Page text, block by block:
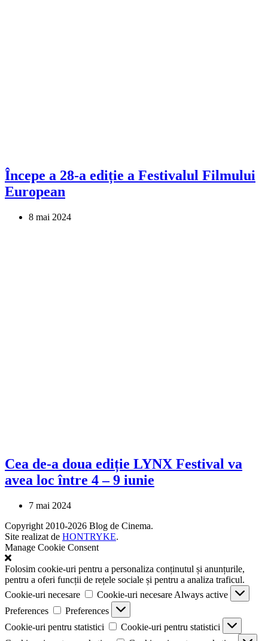
Începe a 28-a ediție a Festivalul Filmului
European
8 mai 2024
Cea de-a doua ediție LYNX Festival va
avea loc între 4 – 9 iunie
7 mai 2024
Copyright 2010-2026 Blog de Cinema.
Site realizat de HONTRYKE.
Manage Cookie Consent
Folosim cookie-uri pentru a personaliza conținutul și anunțurile,
pentru a oferi funcții de rețele sociale și pentru a analiza traficul.
Cookie-uri necesare
Cookie-uri necesare Always active
Preferences
Preferences
Cookie-uri pentru statistici
Cookie-uri pentru statistici